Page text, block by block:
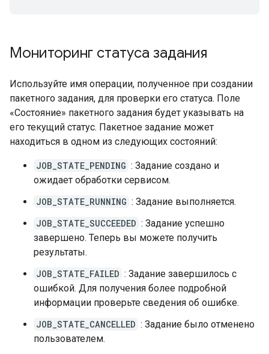
Мониторинг статуса задания
Используйте имя операции, полученное при создании
пакетного задания, для проверки его статуса. Поле
«Состояние» пакетного задания будет указывать на
его текущий статус. Пакетное задание может
находиться в одном из следующих состояний:
JOB_STATE_PENDING : Задание создано и
ожидает обработки сервисом.
JOB_STATE_RUNNING : Задание выполняется.
JOB_STATE_SUCCEEDED : Задание успешно
завершено. Теперь вы можете получить
результаты.
JOB_STATE_FAILED : Задание завершилось с
ошибкой. Для получения более подробной
информации проверьте сведения об ошибке.
JOB_STATE_CANCELLED : Задание было отменено
пользователем.